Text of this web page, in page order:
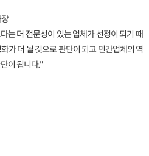
는 더 전문성이 있는 업체가 선정이 되기 때
가 더 될 것으로 판단이 되고 민간업체의 역
이 됩니다."